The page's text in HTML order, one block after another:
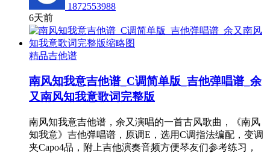
1872553988
6天前
精品吉他谱
南风知我意吉他谱_C调简单版_吉他弹唱谱_余
又南风知我意歌词完整版
南风知我意吉他谱，余又演唱的一首古风歌曲，《南风
知我意》吉他弹唱谱，原调E，选用C调指法编配，变调
夹Capo4品，附上吉他演奏音频方便琴友们参考练习，